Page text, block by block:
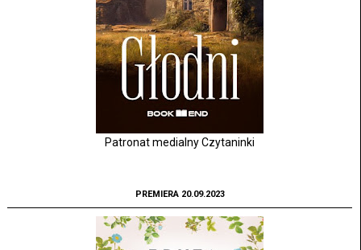
Patronat medialny Czytaninki
PREMIERA 20.09.2023